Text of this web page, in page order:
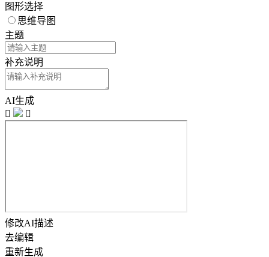
图形选择
思维导图
主题
补充说明
AI生成


修改AI描述
去编辑
重新生成